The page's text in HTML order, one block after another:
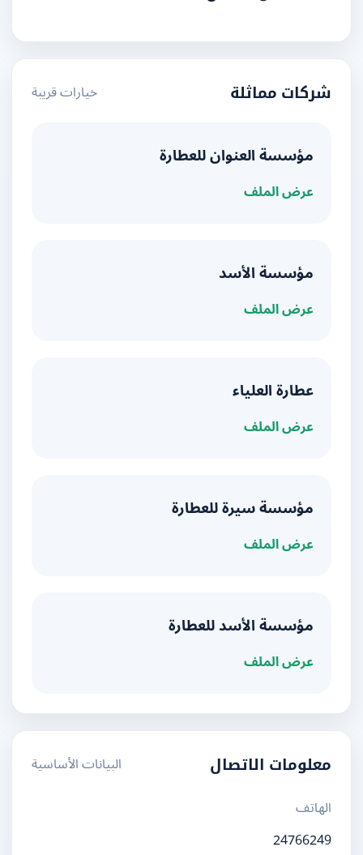
شركات مماثلة خيارات قريبة
مؤسسة العنوان للعطارة
عرض الملف
مؤسسة الأسد
عرض الملف
عطارة العلياء
عرض الملف
مؤسسة سيرة للعطارة
عرض الملف
مؤسسة الأسد للعطارة
عرض الملف
معلومات الاتصال
البيانات الأساسية
الهاتف
24766249